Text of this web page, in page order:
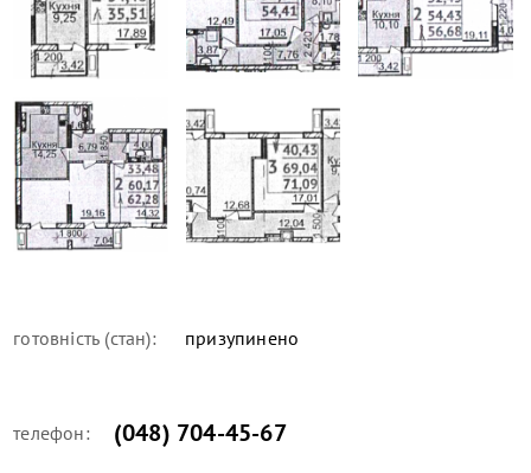
готовність (стан): призупинено
телефон: (048) 704-45-67